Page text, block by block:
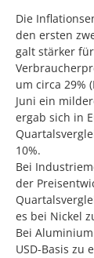
Die
den ersten
galt stärker
um circa 29%
Juni ein
ergab sich in
10%.
Bei
der
es bei Nickel
Bei
USD-Basis zu